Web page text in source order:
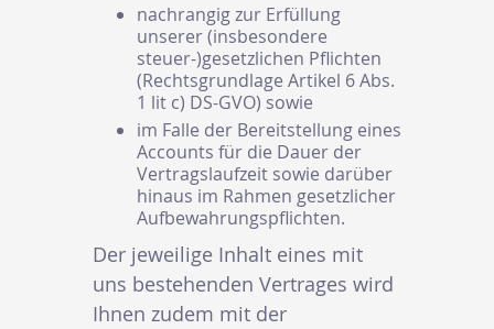
nachrangig zur Erfüllung
unserer (insbesondere
steuer-)gesetzlichen Pflichten
(Rechtsgrundlage Artikel 6 Abs.
1 lit c) DS-GVO) sowie
im Falle der Bereitstellung eines
Accounts für die Dauer der
Vertragslaufzeit sowie darüber
hinaus im Rahmen gesetzlicher
Aufbewahrungspflichten.
Der jeweilige Inhalt eines mit
uns bestehenden Vertrages wird
Ihnen zudem mit der